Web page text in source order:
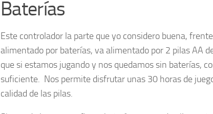
Baterías
Este controlador la parte que yo considero buena,
alimentado por baterías, va alimentado por 2 pilas AA
que si estamos jugando y nos quedamos sin baterías,
suficiente. Nos permite disfrutar unas 30 horas de
calidad de las pilas.